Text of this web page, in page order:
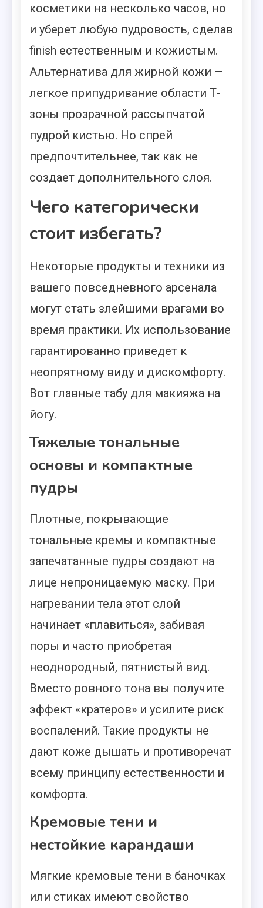
косметики на несколько часов, но
и уберет любую пудровость, сделав
finish естественным и кожистым.
Альтернатива для жирной кожи —
легкое припудривание области Т-
зоны прозрачной рассыпчатой
пудрой кистью. Но спрей
предпочтительнее, так как не
создает дополнительного слоя.
Чего категорически
стоит избегать?
Некоторые продукты и техники из
вашего повседневного арсенала
могут стать злейшими врагами во
время практики. Их использование
гарантированно приведет к
неопрятному виду и дискомфорту.
Вот главные табу для макияжа на
йогу.
Тяжелые тональные
основы и компактные
пудры
Плотные, покрывающие
тональные кремы и компактные
запечатанные пудры создают на
лице непроницаемую маску. При
нагревании тела этот слой
начинает «плавиться», забивая
поры и часто приобретая
неоднородный, пятнистый вид.
Вместо ровного тона вы получите
эффект «кратеров» и усилите риск
воспалений. Такие продукты не
дают коже дышать и противоречат
всему принципу естественности и
комфорта.
Кремовые тени и
нестойкие карандаши
Мягкие кремовые тени в баночках
или стиках имеют свойство